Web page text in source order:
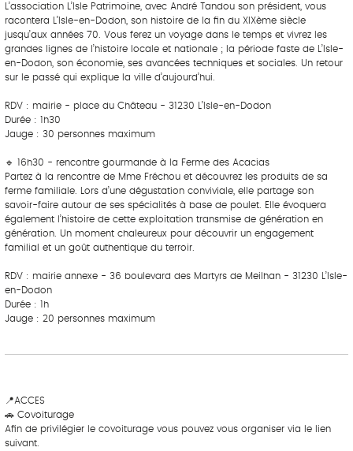
L’association L’Isle Patrimoine, avec André Tandou son président, vous
racontera L’Isle-en-Dodon, son histoire de la fin du XIXème siècle
jusqu’aux années 70. Vous ferez un voyage dans le temps et vivrez les
grandes lignes de l’histoire locale et nationale ; la période faste de L’Isle-
en-Dodon, son économie, ses avancées techniques et sociales. Un retour
sur le passé qui explique la ville d’aujourd’hui.
RDV : mairie - place du Château - 31230 L’Isle-en-Dodon
Durée : 1h30
Jauge : 30 personnes maximum
🔹 16h30 - rencontre gourmande à la Ferme des Acacias
Partez à la rencontre de Mme Fréchou et découvrez les produits de sa
ferme familiale. Lors d’une dégustation conviviale, elle partage son
savoir-faire autour de ses spécialités à base de poulet. Elle évoquera
également l’histoire de cette exploitation transmise de génération en
génération. Un moment chaleureux pour découvrir un engagement
familial et un goût authentique du terroir.
RDV : mairie annexe - 36 boulevard des Martyrs de Meilhan - 31230 L’Isle-
en-Dodon
Durée : 1h
Jauge : 20 personnes maximum
📍ACCES
🚗 Covoiturage
Afin de privilégier le covoiturage vous pouvez vous organiser via le lien
suivant.